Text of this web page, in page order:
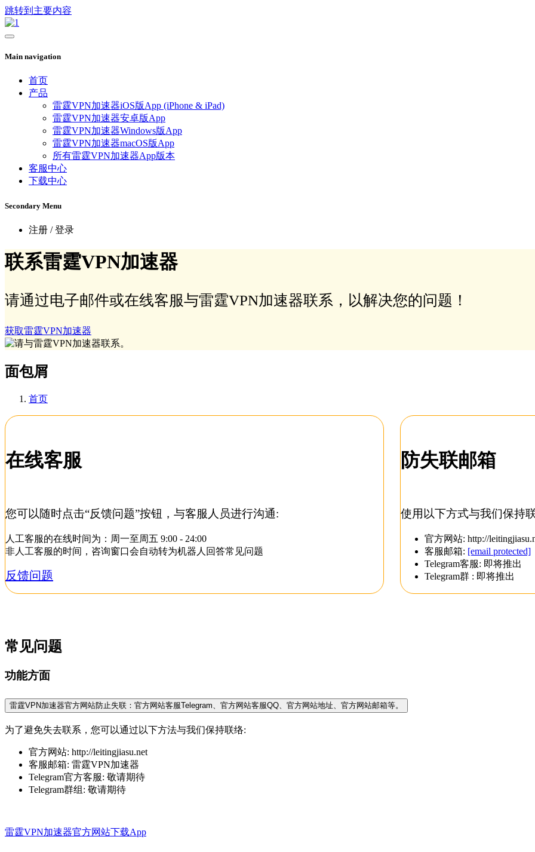
跳转到主要内容
Main navigation
首页
产品
雷霆VPN加速器iOS版App (iPhone & iPad)
雷霆VPN加速器安卓版App
雷霆VPN加速器Windows版App
雷霆VPN加速器macOS版App
所有雷霆VPN加速器App版本
客服中心
下载中心
Secondary Menu
注册 / 登录
联系雷霆VPN加速器
请通过电子邮件或在线客服与雷霆VPN加速器联系，以解决您的问题！
获取雷霆VPN加速器
面包屑
首页
在线客服
您可以随时点击“反馈问题”按钮，与客服人员进行沟通:
人工客服的在线时间为：周一至周五 9:00 - 24:00
非人工客服的时间，咨询窗口会自动转为机器人回答常见问题
反馈问题
防失联邮箱
使用以下方式与我们保持
官方网站: http://
客服邮箱: [email protected]
Telegram客服: 即将推出
Telegram群 : 即将推出
常见问题
功能方面
雷霆VPN加速器官方网站防止失联：官方网站客服Telegram、官方网站客服QQ、官方网站地址、官方网站邮箱等。
为了避免失去联系，您可以通过以下方法与我们保持联络:
官方网站: http://leitingjiasu.net
客服邮箱: 雷霆VPN加速器
Telegram官方客服: 敬请期待
Telegram群组: 敬请期待
雷霆VPN加速器官方网站下载App